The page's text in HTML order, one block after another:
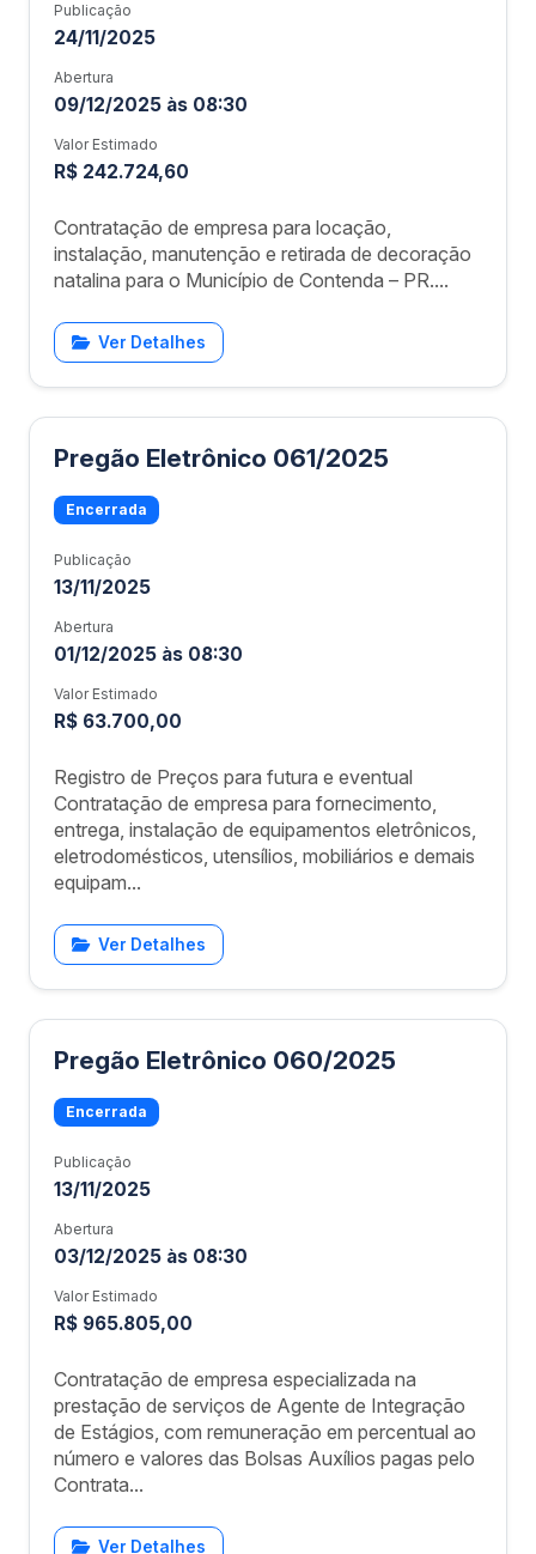
Publicação
24/11/2025
Abertura
09/12/2025 às 08:30
Valor Estimado
R$ 242.724,60
Contratação de empresa para locação,
instalação, manutenção e retirada de decoração
natalina para o Município de Contenda – PR....
Ver Detalhes
Pregão Eletrônico 061/2025
Encerrada
Publicação
13/11/2025
Abertura
01/12/2025 às 08:30
Valor Estimado
R$ 63.700,00
Registro de Preços para futura e eventual
Contratação de empresa para fornecimento,
entrega, instalação de equipamentos eletrônicos,
eletrodomésticos, utensílios, mobiliários e demais
equipam...
Ver Detalhes
Pregão Eletrônico 060/2025
Encerrada
Publicação
13/11/2025
Abertura
03/12/2025 às 08:30
Valor Estimado
R$ 965.805,00
Contratação de empresa especializada na
prestação de serviços de Agente de Integração
de Estágios, com remuneração em percentual ao
número e valores das Bolsas Auxílios pagas pelo
Contrata...
Ver Detalhes